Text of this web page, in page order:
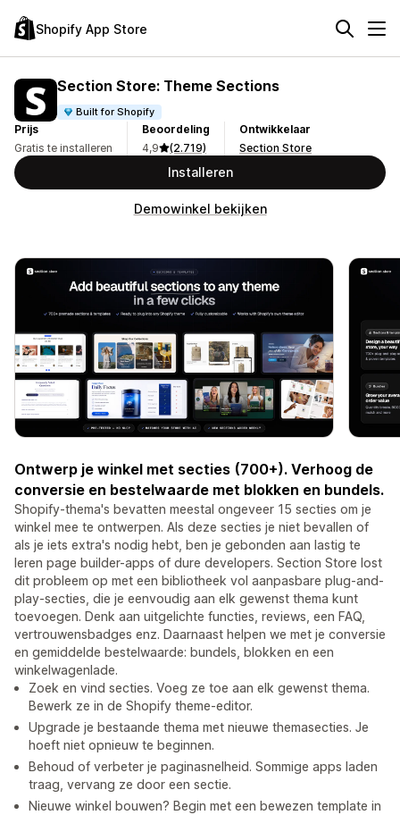
Shopify App Store
Section Store: Theme Sections
Built for Shopify
Prijs
Gratis te installeren
Beoordeling
4,9
(2.719)
Ontwikkelaar
Section Store
Installeren
Demowinkel bekijken
Ontwerp je winkel met secties (700+). Verhoog de
conversie en bestelwaarde met blokken en bundels.
Shopify-thema's bevatten meestal ongeveer 15 secties om je
winkel mee te ontwerpen. Als deze secties je niet bevallen of
als je iets extra's nodig hebt, ben je gebonden aan lastig te
leren page builder-apps of dure developers. Section Store lost
dit probleem op met een bibliotheek vol aanpasbare plug-and-
play-secties, die je eenvoudig aan elk gewenst thema kunt
toevoegen. Denk aan uitgelichte functies, reviews, een FAQ,
vertrouwensbadges enz. Daarnaast helpen we met je conversie
en gemiddelde bestelwaarde: bundels, blokken en een
winkelwagenlade.
Zoek en vind secties. Voeg ze toe aan elk gewenst thema.
Bewerk ze in de Shopify theme-editor.
Upgrade je bestaande thema met nieuwe themasecties. Je
hoeft niet opnieuw te beginnen.
Behoud of verbeter je paginasnelheid. Sommige apps laden
traag, vervang ze door een sectie.
Nieuwe winkel bouwen? Begin met een bewezen template in